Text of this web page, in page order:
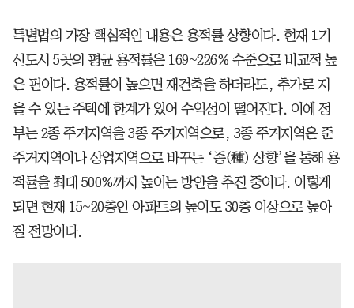
특별법의 가장 핵심적인 내용은 용적률 상향이다. 현재 1기
신도시 5곳의 평균 용적률은 169~226% 수준으로 비교적 높
은 편이다. 용적률이 높으면 재건축을 하더라도, 추가로 지
을 수 있는 주택에 한계가 있어 수익성이 떨어진다. 이에 정
부는 2종 주거지역을 3종 주거지역으로, 3종 주거지역은 준
주거지역이나 상업지역으로 바꾸는 ‘종(種) 상향’을 통해 용
적률을 최대 500%까지 높이는 방안을 추진 중이다. 이렇게
되면 현재 15~20층인 아파트의 높이도 30층 이상으로 높아
질 전망이다.